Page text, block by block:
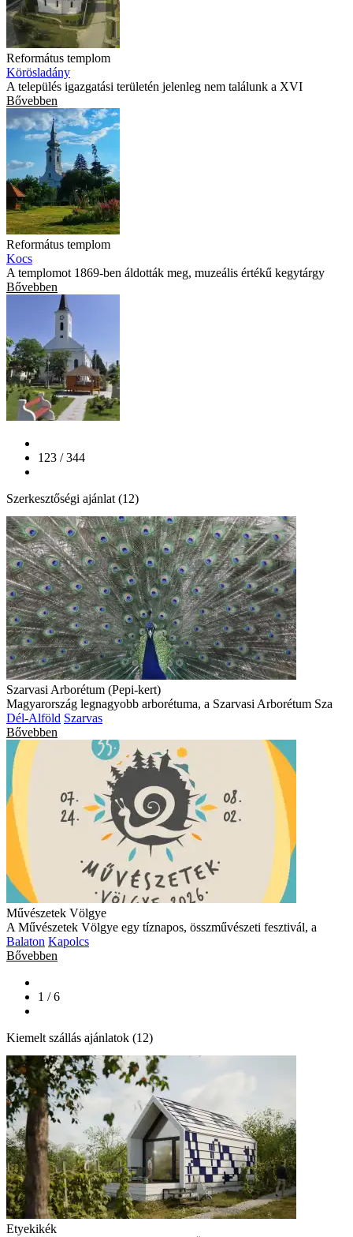
Református templom
Körösladány
A település igazgatási területén jelenleg nem találunk a XVI
Bővebben
Református templom
Kocs
A templomot 1869-ben áldották meg, muzeális értékű kegytárgy
Bővebben
123 / 344
Szerkesztőségi ajánlat (12)
Szarvasi Arborétum (Pepi-kert)
Magyarország legnagyobb arborétuma, a Szarvasi Arborétum Sza
Dél-Alföld Szarvas
Bővebben
Művészetek Völgye
A Művészetek Völgye egy tíznapos, összművészeti fesztivál, a
Balaton Kapolcs
Bővebben
1 / 6
Kiemelt szállás ajánlatok (12)
Etyekikék